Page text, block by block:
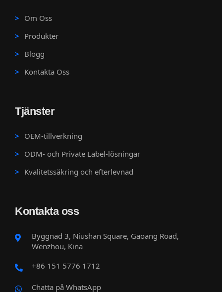
Om Oss
Produkter
Blogg
Kontakta Oss
Tjänster
OEM-tillverkning
ODM- och Private Label-lösningar
Kvalitetssäkring och efterlevnad
Kontakta oss
Byggnad 3, Niushan Square, Gaoang Road,
Wenzhou, Kina
+86 151 5776 1712
Chatta på WhatsApp